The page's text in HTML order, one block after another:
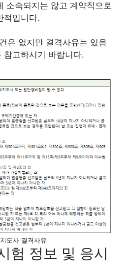
소속되지는 않고 계약직으로
적입니다.
은 없지만 결격사유는 있음
참고하시기 바랍니다.
도사 결격사유
험 정보 및 응시